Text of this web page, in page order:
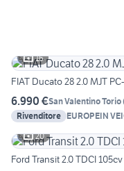
16
FIAT Ducato 28 2.0 MJT
6.990 €San Valentino Torio
Rivenditore EUROPEIN
20
Ford Transit 2.0 TDCI